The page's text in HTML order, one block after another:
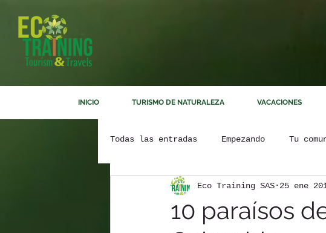
INICIO TURISMO DE NATURALEZA VACACIONES
Todas las entradas Empezando Tu
10 paraísos
Eco Training SAS 25 ene